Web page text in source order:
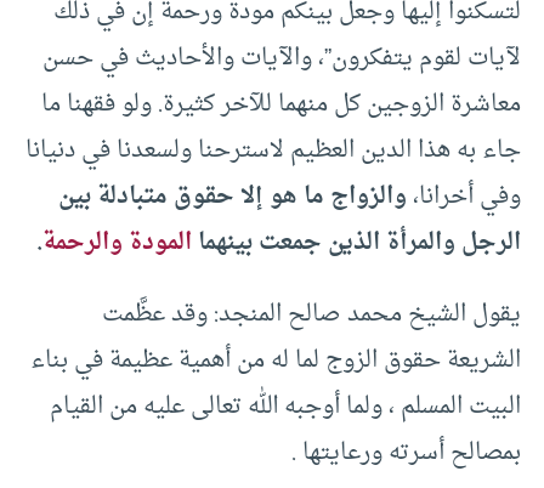
لتسكنوا إليها وجعل بينكم مودة ورحمة إن في ذلك
لآيات لقوم يتفكرون”، والآيات والأحاديث في حسن
معاشرة الزوجين كل منهما للآخر كثيرة. ولو فقهنا ما
جاء به هذا الدين العظيم لاسترحنا ولسعدنا في دنيانا
وفي أخرانا،والزواج ما هو إلا حقوق متبادلة بين
الرجل والمرأة الذين جمعت بينهماالمودة والرحمة.
يقول الشيخ محمد صالح المنجد: وقد عظَّمت
الشريعة حقوق الزوج لما له من أهمية عظيمة في بناء
البيت المسلم ، ولما أوجبه الله تعالى عليه من القيام
بمصالح أسرته ورعايتها .